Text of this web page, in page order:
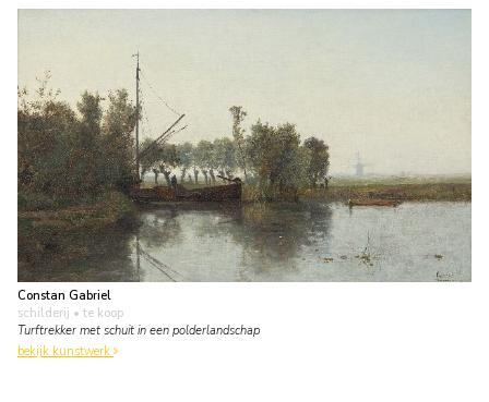
Constan Gabriel
schilderij • te koop
Turftrekker met schuit in een polderlandschap
bekijk kunstwerk